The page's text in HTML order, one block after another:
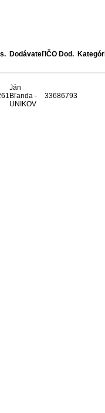
Dodávateľ IČO Dod.
Ján
Bľanda -
UNIKOV
33686793